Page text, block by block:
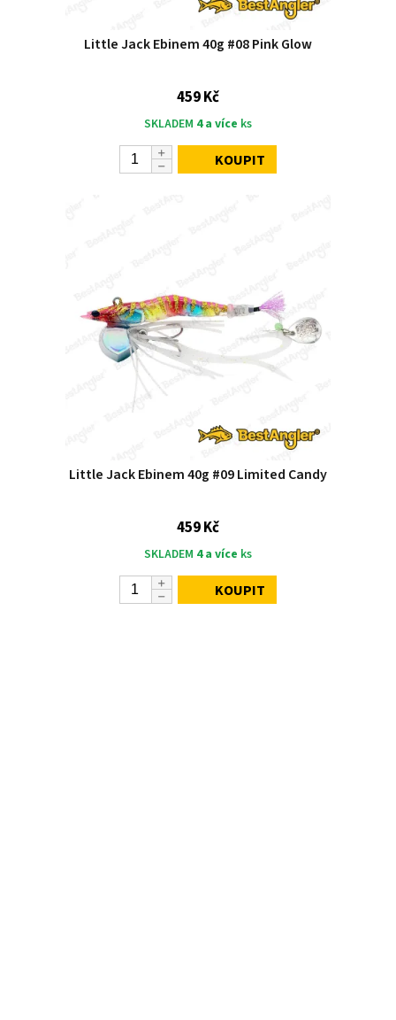
Little Jack Ebinem 40g #08 Pink Glow
459 Kč
SKLADEM 4 a více ks
KOUPIT
Little Jack Ebinem 40g #09 Limited Candy
459 Kč
SKLADEM 4 a více ks
KOUPIT